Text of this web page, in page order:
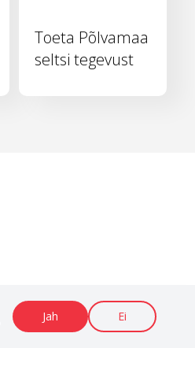
Jah Ei
Toeta Põlvamaa
seltsi tegevust